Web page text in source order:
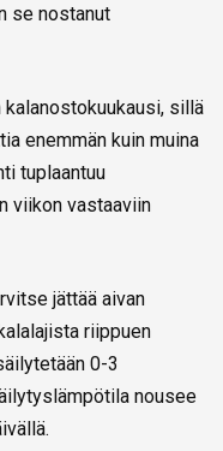
se nostanut
kalanostokuukausi, sillä
enemmän kuin muina
tuplaantuu
viikon vastaaviin
jättää aivan
riippuen
0-3
nousee